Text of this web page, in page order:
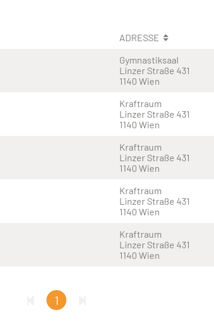
ADRESSE
Gymnastiksaal
Linzer Straße 431
1140 Wien
Kraftraum
Linzer Straße 431
1140 Wien
Kraftraum
Linzer Straße 431
1140 Wien
Kraftraum
Linzer Straße 431
1140 Wien
Kraftraum
Linzer Straße 431
1140 Wien
1